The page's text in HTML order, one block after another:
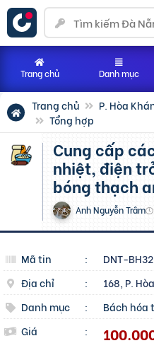
Trang chủ P. Hòa
Tổng hợp
Cung cấp các loại thanh gia
nhiệt, điện
bóng thạch
Anh Nguyễn Trâm
Mã tin :
DNT-
Địa chỉ
:
168, P.
Danh mục
: Bách hóa
Giá
:
Trang chủ Danh mục